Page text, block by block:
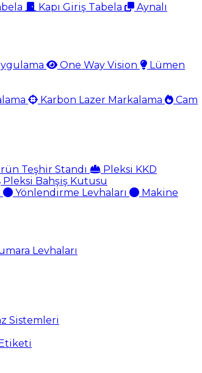
Kapı Giriş Tabela
Aynalı
One Way Vision
Lümen
Karbon Lazer Markalama
Cam
Teşhir Standı
Pleksi KKD
Pleksi Bahşiş Kutusu
Yönlendirme Levhaları
Makine
Levhaları
Sistemleri